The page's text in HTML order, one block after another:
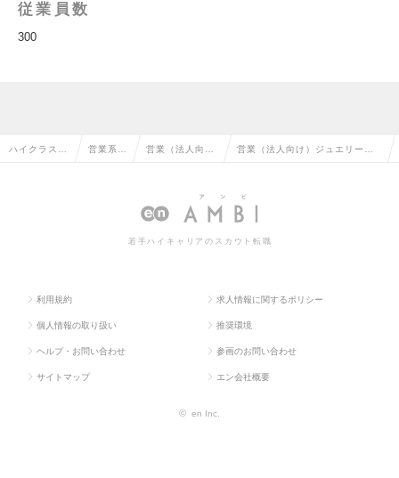
従業員数
300
ハイクラス求 営業系の 営業（法人向 営業（法人向け）ジュエリーバ
若手ハイキャリアのスカウト転職
利用規約 求人情報に関するポリシー
個人情報の取り扱い 推奨環境
ヘルプ・お問い合わせ 参画のお問い合わせ
サイトマップ エン会社概要
© en Inc.